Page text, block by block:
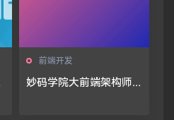
前端开发
妙码学院大前端架构师